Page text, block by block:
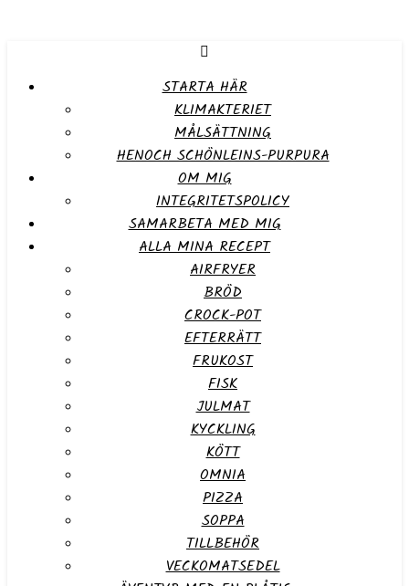
STARTA HÄR
KLIMAKTERIET
MÅLSÄTTNING
HENOCH SCHÖNLEINS-PURPURA
OM MIG
INTEGRITETSPOLICY
SAMARBETA MED MIG
ALLA MINA RECEPT
AIRFRYER
BRÖD
CROCK-POT
EFTERRÄTT
FRUKOST
FISK
JULMAT
KYCKLING
KÖTT
OMNIA
PIZZA
SOPPA
TILLBEHÖR
VECKOMATSEDEL